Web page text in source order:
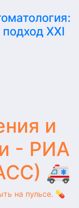
XXI
и
- РИА
🚑
на пульсе. 💊